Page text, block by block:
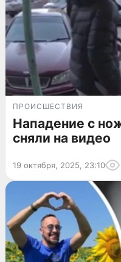
ПРОИСШЕСТВИЯ
Нападение с
сняли на видео
19 октября, 2025, 23:10